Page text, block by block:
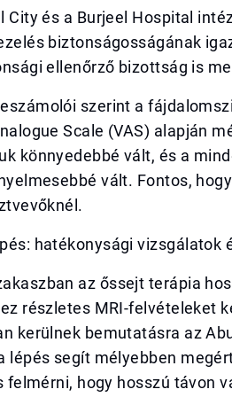
City és a Burjeel Hospital
biztonságosságának
ellenőrző bizottság is
szerint a
Scale (VAS) alapján
könnyedebbé vált, és a
vált. Fontos,
hatékonysági vizsgálatok
az őssejt terápia
részletes MRI-felvételeket
kerülnek bemutatásra az
lépés segít mélyebben
felmérni, hogy hosszú távon